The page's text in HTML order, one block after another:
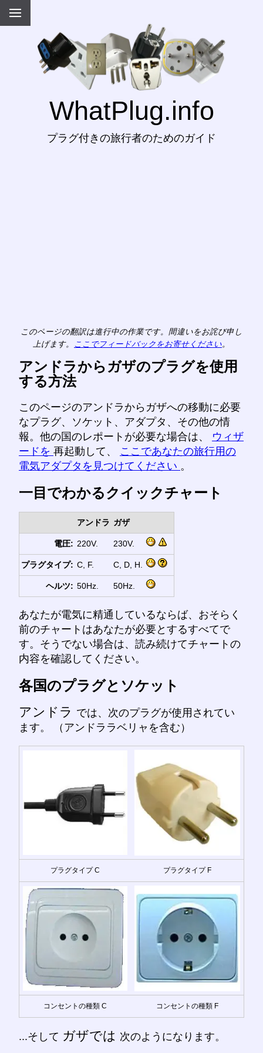
WhatPlug.info
プラグ付きの旅行者のためのガイド
このページの翻訳は進行中の作業です。間違いをお詫び申し
上げます。
ここでフィードバックをお寄せください。
アンドラからガザのプラグを使用
する方法
このページのアンドラからガザへの移動に必要
なプラグ、ソケット、アダプタ、その他の情
報。他の国のレポートが必要な場合は、 ウィザ
ードを 再起動して、 ここであなたの旅行用の
電気アダプタを見つけてください 。
一目でわかるクイックチャート
アンドラ ガザ
電圧: 220V. 230V.
プラグタイプ: C, F. C, D, H.
ヘルツ: 50Hz. 50Hz.
あなたが電気に精通しているならば、おそらく
前のチャートはあなたが必要とするすべてで
す。そうでない場合は、読み続けてチャートの
内容を確認してください。
各国のプラグとソケット
アンドラ では、次のプラグが使用されてい
ます。 （アンドララベリャを含む）
プラグタイプ C プラグタイプ F
コンセントの種類 C コンセントの種類 F
...そして ガザでは 次のようになります。